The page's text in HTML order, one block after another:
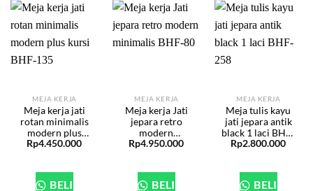
MEJA KERJA
Meja kerja jati
rotan minimalis
modern plus
kursi BHF-135
Rp4.450.000
BELI
MEJA KERJA
Meja kerja Jati
jepara retro
modern
minimalis BHF-
Rp4.950.000
BELI
MEJA KERJA
Meja tulis kayu
jati jepara antik
black 1 laci BHF-
258
Rp2.800.000
BELI